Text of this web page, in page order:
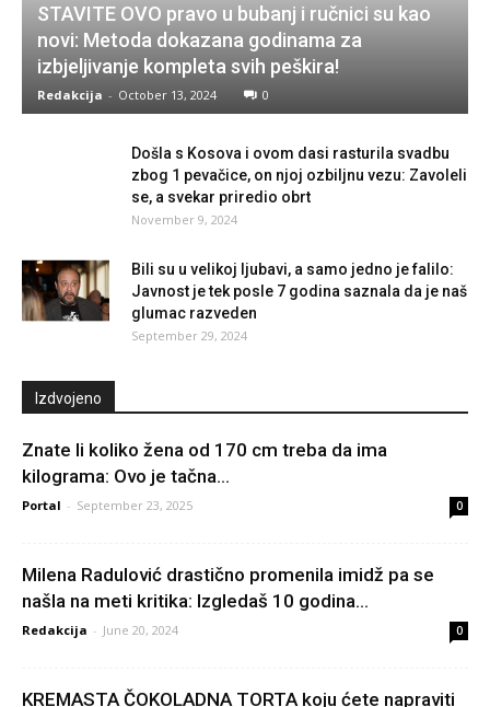
STAVITE OVO pravo u bubanj i ručnici su kao
novi: Metoda dokazana godinama za
izbjeljivanje kompleta svih peškira!
Redakcija - October 13, 2024 0
Došla s Kosova i ovom dasi rasturila svadbu
zbog 1 pevačice, on njoj ozbiljnu vezu: Zavoleli
se, a svekar priredio obrt
November 9, 2024
Bili su u velikoj ljubavi, a samo jedno je falilo:
Javnost je tek posle 7 godina saznala da je naš
glumac razveden
September 29, 2024
Izdvojeno
Znate li koliko žena od 170 cm treba da ima
kilograma: Ovo je tačna...
Portal - September 23, 2025 0
Milena Radulović drastično promenila imidž pa se
našla na meti kritika: Izgledaš 10 godina...
Redakcija - June 20, 2024 0
KREMASTA ČOKOLADNA TORTA koju ćete napraviti